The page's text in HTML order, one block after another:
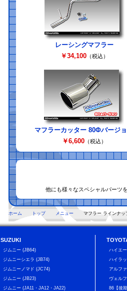
レーシングマフラー
￥34,100（税込）
マフラーカッター 80Φバージ
￥6,600（税込）
他にも様々なスペシャルパーツ
ホーム トップ メニュー マフラー ラインナッ
SUZUKI
ジムニー (JB64)
ジムニーシエラ (JB74)
ジムニーノマド (JC74)
ジムニー (JB23)
ジムニー (JA11・JA12・JA22)
ハイエ
ハイラ
アルフ
ヴェル
86【後